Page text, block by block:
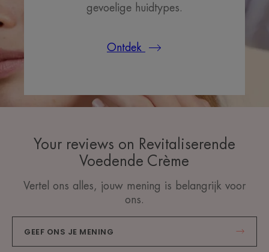
gevoelige huidtypes.
Ontdek
Your reviews on Revitaliserende
Voedende Crème
Vertel ons alles, jouw mening is belangrijk voor
ons.
GEEF ONS JE MENING